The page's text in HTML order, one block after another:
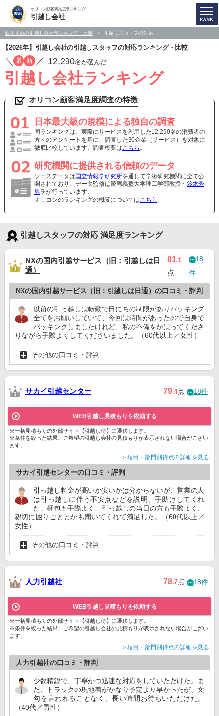
オリコン顧客満足度ランキング
引越し会社
おすすめの引越し会社ランキング・比較 引越しスタッフの対応
【2026年】引越し会社の引越しスタッフの対応ランキング・比較
／ 最 新 ／ 12,290名が選んだ
引越し会社ランキング
オリコン顧客満足度調査の特徴
日本最大級の規模による独自の調査
同ランキングは、実際にサービスを利用した12,290名の消費者の
方々のアンケートを基に、調査した30企業（サービス）を対象に
徹底比較しています。調査概要はこちら 。
研究機関に提供される信頼のデータ
ソースデータは 国立情報学研究所を通じて学術研究機関に全て公
開されており、データ監修は慶應義塾大学理工学部教授・ 鈴木秀
男 氏が行っています。
オリコンのランキングの概要についてはこちら 。
引越しスタッフの対応 満足度ランキング
NXの国内引越サービス（旧：引越しは日
通）
81.1
点
18
件
NXの国内引越サービス（旧：引越しは日通）の口コミ・評判
以前の引っ越しは転勤で日にちの制限がありパッキング
全てをお願いしていて、今回は時間があったので自身で
パッキングしましたけれど、私の不備をかばってくださ
りながら手際よくしてくださいました。（60代以上／女性）
その他の口コミ・評判
サカイ引越センター 79.4点 18件
WEB引越し見積もりを依頼する
※一括見積もりの外部サイト【引越し侍】に遷移します。
※条件を絞った結果、ご希望の引越し会社の見積もりが表示されない場合がござい
ます。
＞項目・部門別得点の詳細を見る
サカイ引越センターの口コミ・評判
引っ越し料金が高いか安いかは分からないが、営業の人
は引っ越しに伴う不安点などを説明、手助けしてくれ
た。梱包も手際よく、引っ越しの当日の方も手際よく、
親切に困りごととかも聞いてくれて満足した。（60代以上／
女性）
その他の口コミ・評判
人力引越社 78.7点 18件
WEB引越し見積もりを依頼する
※一括見積もりの外部サイト【引越し侍】に遷移します。
※条件を絞った結果、ご希望の引越し会社の見積もりが表示されない場合がござい
ます。
＞項目・部門別得点の詳細を見る
人力引越社の口コミ・評判
少数精鋭で、丁寧かつ迅速な対応をしていただけた。ま
た、トラックの現地着がかなり予定より早かったが、文
句を言われることなく、長い時間お待ちいただけた。
（40代／男性）